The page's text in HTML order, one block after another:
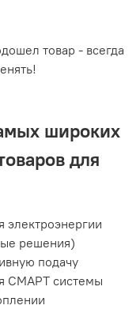
товар - всегда
широких
для
электроэнергии
решения)
подачу
СМАРТ системы